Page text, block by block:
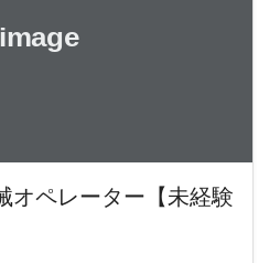
オペレーター【未経験